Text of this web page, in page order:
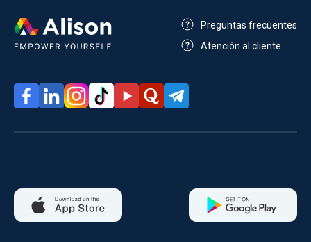
Preguntas frecuentes
Atención al cliente